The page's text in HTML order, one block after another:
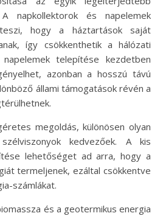
napkollektorok és napelemek
hogy a háztartások saját
így csökkenthetik a hálózati
telepítése kezdetben
azonban a hosszú távú
állami támogatások révén a
megoldás, különösen olyan
kedvezőek. A kis
lehetőséget ad arra, hogy a
termeljenek, ezáltal csökkentve
számlákat.
és a geotermikus energia